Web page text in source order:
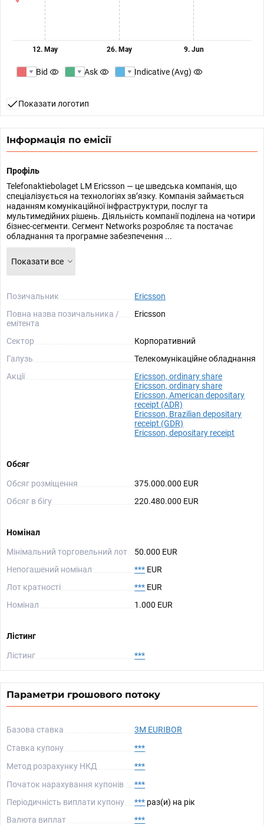
12. May 26. May 9. Jun
Bid Ask Indicative (Avg)
Показати логотип
Інформація по емісії
Профіль
Telefonaktiebolaget LM Ericsson — це шведська компанія, що
спеціалізується на технологіях зв’язку. Компанія займається
наданням комунікаційної інфраструктури, послуг та
мультимедійних рішень. Діяльність компанії поділена на чотири
бізнес-сегменти. Сегмент Networks розробляє та постачає
обладнання та програмне забезпечення ...
Показати все
Позичальник
Ericsson
Повна назва позичальника /
емітента
Ericsson
Сектор
Корпоративний
Галузь
Телекомунікаційне обладнання
Акції
Ericsson, ordinary share
Ericsson, ordinary share
Ericsson, American depositary
receipt (ADR)
Ericsson, Brazilian depositary
receipt (GDR)
Ericsson, depositary receipt
Обсяг
Обсяг розміщення
375.000.000 EUR
Обсяг в бігу
220.480.000 EUR
Номінал
Мінімальний торговельний лот
50.000 EUR
Непогашений номінал
*** EUR
Лот кратності
*** EUR
Номінал
1.000 EUR
Лістинг
Лістинг ***
Параметри грошового потоку
Базова ставка
3M EURIBOR
Ставка купону
***
Метод розрахунку НКД
***
Початок нарахування купонів
***
Періодичність виплати купону
*** раз(и) на рік
Валюта виплат
***